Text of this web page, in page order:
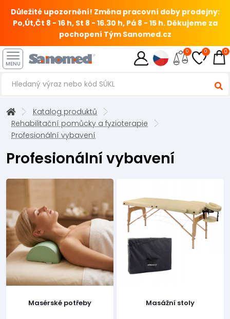
Důležité upozornění! Změna pracovní doby prodejny:
Po,Út,Čt 8 - 16 h, St 8 - 16.30 h, Pá 8 - 15 h. Děkujeme za
pochopení Tým Sanomed.cz
MENU
0 0 0
Katalog produktů
Rehabilitační pomůcky a fyzioterapie
Profesionální vybavení
Profesionální vybavení
Masérské potřeby Masážní stoly